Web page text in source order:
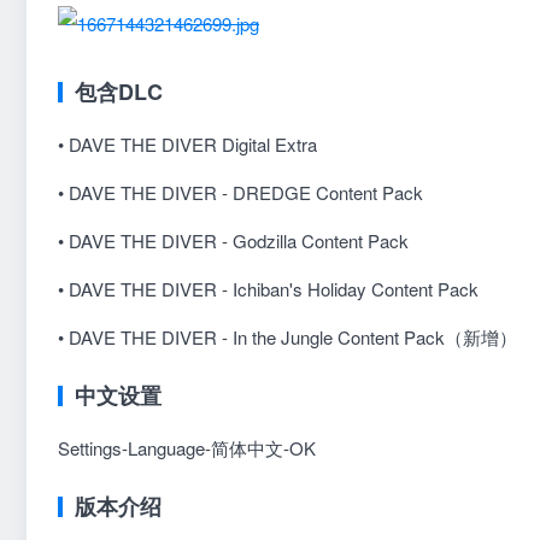
包含DLC
• DAVE THE DIVER Digital Extra
• DAVE THE DIVER - DREDGE Content Pack
• DAVE THE DIVER - Godzilla Content Pack
• DAVE THE DIVER - Ichiban's Holiday Content Pack
• DAVE THE DIVER - In the Jungle Content Pack（新增）
中文设置
Settings-Language-简体中文-OK
版本介绍